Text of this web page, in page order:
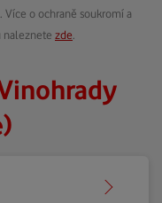
o ochraně soukromí a
naleznete zde